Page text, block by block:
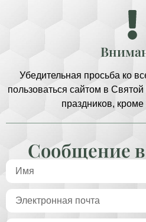
Убедительная просьба ко
пользоваться сайтом в
праздников,
Сообщение